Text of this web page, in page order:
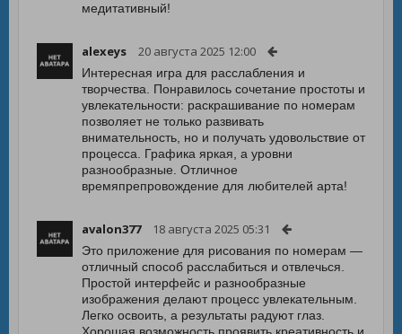
медитативный!
alexeys 20 августа 2025 12:00
Интересная игра для расслабления и
творчества. Понравилось сочетание простоты и
увлекательности: раскрашивание по номерам
позволяет не только развивать
внимательность, но и получать удовольствие от
процесса. Графика яркая, а уровни
разнообразные. Отличное
времяпрепровождение для любителей арта!
avalon377 18 августа 2025 05:31
Это приложение для рисования по номерам —
отличный способ расслабиться и отвлечься.
Простой интерфейс и разнообразные
изображения делают процесс увлекательным.
Легко освоить, а результаты радуют глаз.